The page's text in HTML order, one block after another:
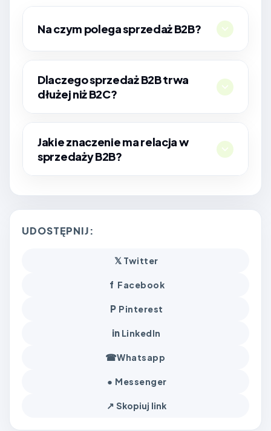
Na czym polega sprzedaż B2B?
Dlaczego sprzedaż B2B trwa
dłużej niż B2C?
Jakie znaczenie ma relacja w
sprzedaży B2B?
UDOSTĘPNIJ:
𝕏 Twitter
f Facebook
P Pinterest
in LinkedIn
☎Whatsapp
● Messenger
↗ Skopiuj link